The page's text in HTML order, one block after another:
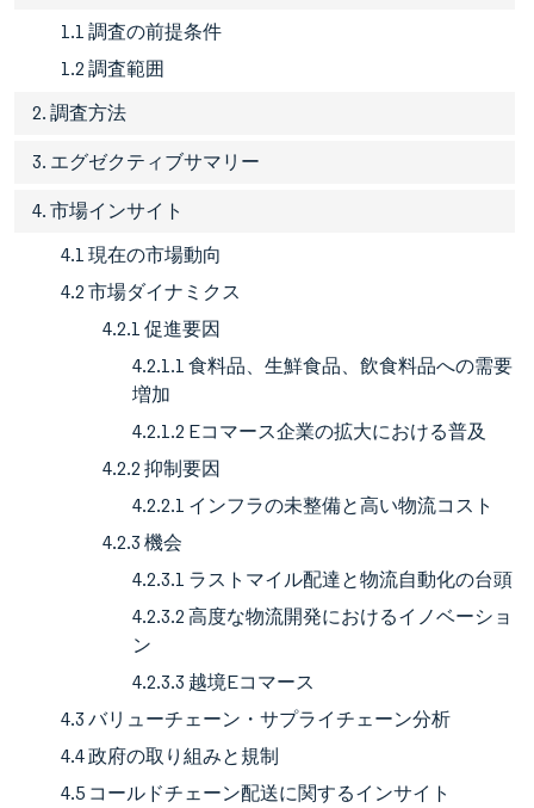
1.1 調査の前提条件
1.2 調査範囲
2. 調査方法
3. エグゼクティブサマリー
4. 市場インサイト
4.1 現在の市場動向
4.2 市場ダイナミクス
4.2.1 促進要因
4.2.1.1 食料品、生鮮食品、飲食料品への需要
増加
4.2.1.2 Eコマース企業の拡大における普及
4.2.2 抑制要因
4.2.2.1 インフラの未整備と高い物流コスト
4.2.3 機会
4.2.3.1 ラストマイル配達と物流自動化の台頭
4.2.3.2 高度な物流開発におけるイノベーショ
ン
4.2.3.3 越境Eコマース
4.3 バリューチェーン・サプライチェーン分析
4.4 政府の取り組みと規制
4.5 コールドチェーン配送に関するインサイト